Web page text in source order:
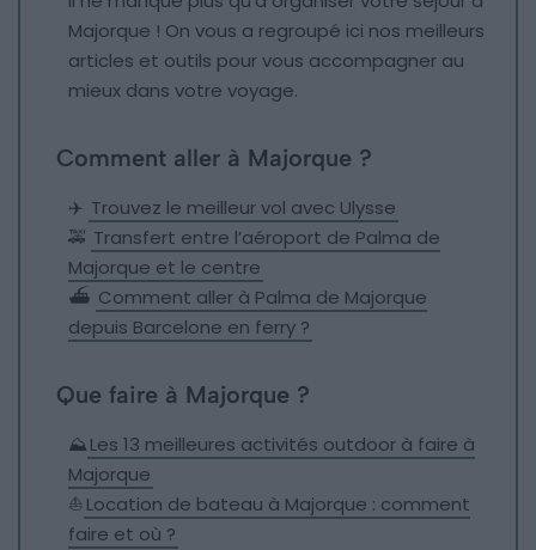
Majorque ! On vous a regroupé ici nos meilleurs
articles et outils pour vous accompagner au
mieux dans votre voyage.
Comment aller à Majorque ?
✈️ Trouvez le meilleur vol avec Ulysse
🚕 Transfert entre l’aéroport de Palma de
Majorque et le centre
⛴️ Comment aller à Palma de Majorque
depuis Barcelone en ferry ?
Que faire à Majorque ?
⛰️Les 13 meilleures activités outdoor à faire à
Majorque
⛵Location de bateau à Majorque : comment
faire et où ?